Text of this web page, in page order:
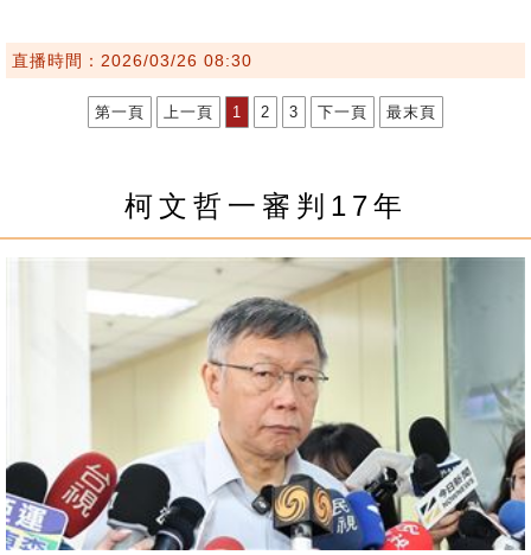
直播時間：2026/03/26 08:30
第一頁 上一頁 1 2 3 下一頁 最末頁
柯文哲一審判17年